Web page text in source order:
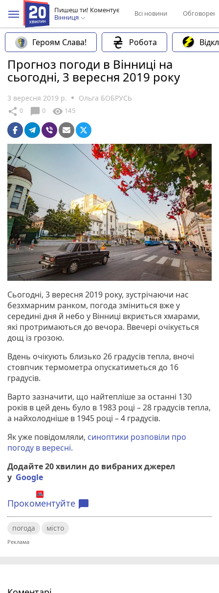
Пишеш ти! Коментує
Вінниця
Всі новини
Героям Слава! Робота
Прогноз погоди в Вінниці на
сьогодні, 3 вересня 2019 року
3 вересня 2019 р. Ольга БОБРУСЬ
share 0 chat_bubble 0 visibility 145
Сьогодні, 3 вересня 2019 року, зустрічаючи нас
безхмарним ранком, погода зміниться вже у
середині дня й небо у Вінниці вкриється хмарами,
які протримаються до вечора. Ввечері очікується
дощ із грозою.
Вдень очікують близько 26 градусів тепла, вночі
стовпчик термометра опускатиметься до 16
градусів.
Варто зазначити, що найтепліше за останні 130
років в цей день було в 1983 році – 28 градусів тепла,
а найхолодніше в 1945 році – 4 градусів.
Як уже повідомляли, синоптики розповіли про
погоду в вересні.
Додайте 20 хвилин до вибраних джерел
у Google
Прокоментуйте chat_bubble
погода місто